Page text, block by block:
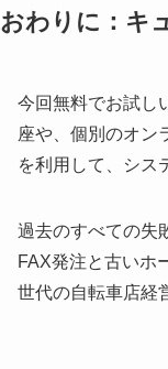
おわりに：キ
今回無料でお試し
座や、個別のオン
を利用して、シス
過去のすべての失
FAX発注と古いホ
世代の自転車店経